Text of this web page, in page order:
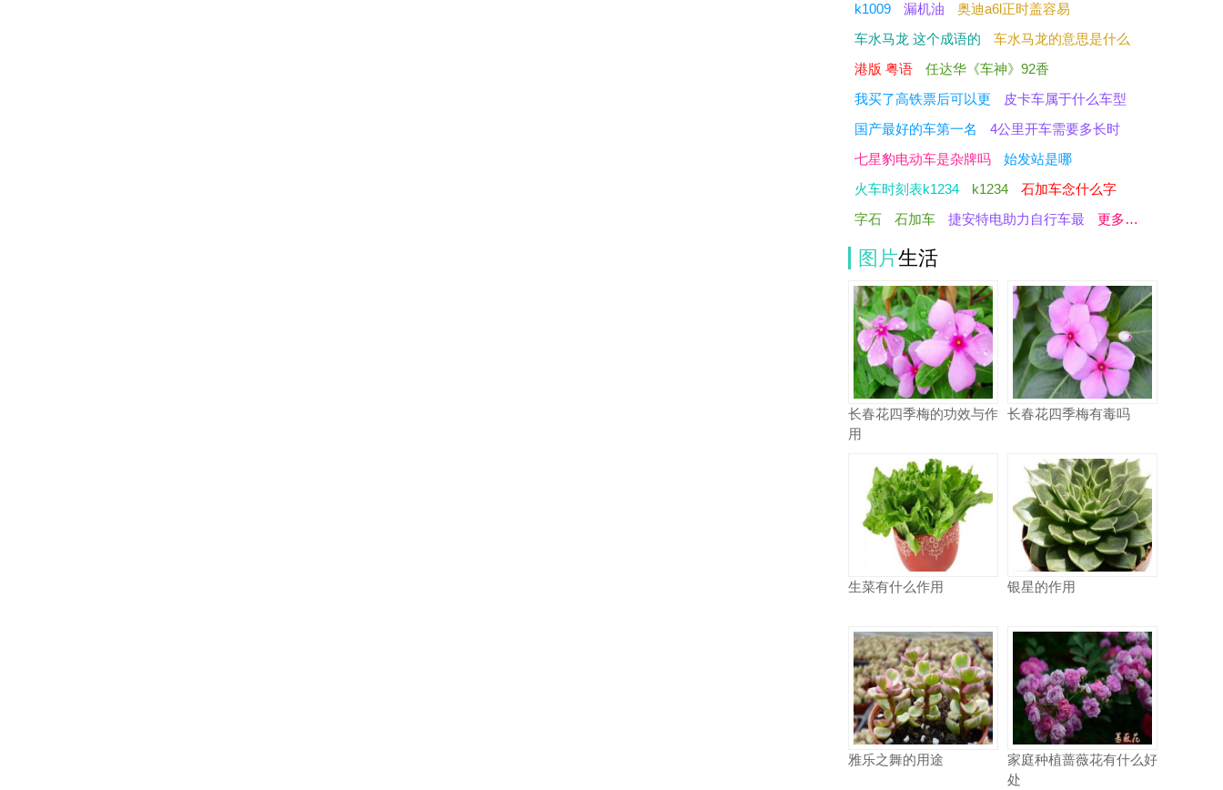
k1009
漏机油
奥迪a6l正时盖容易
车水马龙 这个成语的
车水马龙的意思是什么
港版 粤语
任达华《车神》92香
我买了高铁票后可以更
皮卡车属于什么车型
国产最好的车第一名
4公里开车需要多长时
七星豹电动车是杂牌吗
始发站是哪
火车时刻表k1234
k1234
石加车念什么字
字石
石加车 捷安特电助力自行车最 更多…
图片生活
长春花四季梅的功效与作
用
长春花四季梅有毒吗
生菜有什么作用 银星的作用
雅乐之舞的用途
家庭种植蔷薇花有什么好
处